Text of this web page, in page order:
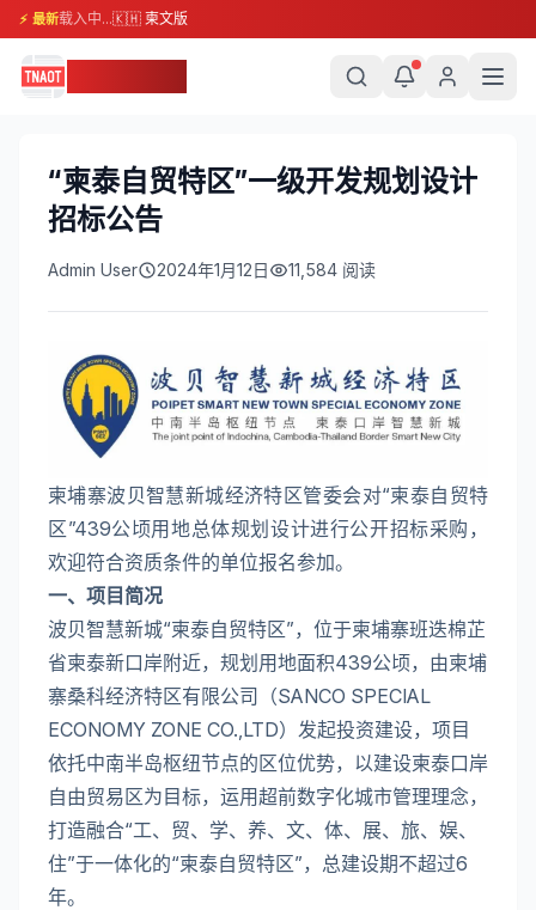
⚡ 最新载入中...🇰🇭 柬文版
“柬泰自贸特区”一级开发规划设计
招标公告
Admin User 2024年1月12日 11,584 阅读
柬埔寨波贝智慧新城经济特区管委会对“柬泰自贸特
区”439公顷用地总体规划设计进行公开招标采购，
欢迎符合资质条件的单位报名参加。
一、项目简况
波贝智慧新城“柬泰自贸特区”，位于柬埔寨班迭棉芷
省柬泰新口岸附近，规划用地面积439公顷，由柬埔
寨桑科经济特区有限公司（SANCO SPECIAL
ECONOMY ZONE CO.,LTD）发起投资建设，项目
依托中南半岛枢纽节点的区位优势，以建设柬泰口岸
自由贸易区为目标，运用超前数字化城市管理理念，
打造融合“工、贸、学、养、文、体、展、旅、娱、
住”于一体化的“柬泰自贸特区”，总建设期不超过6
年。